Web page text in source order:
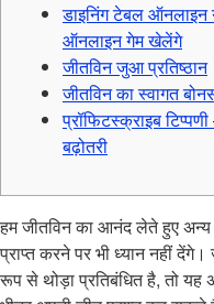
डाइनिंग टेबल
ऑनलाइन गेम खेलेंगे
जीतविन जुआ प्रतिष्ठान
जीतविन का स्वागत
प्रॉफिटस्क्राइब
बढ़ोतरी
हम जीतविन का आनंद लेते हुए अन्य
प्राप्त करने पर भी ध्यान नहीं
रूप से थोड़ा प्रतिबंधित है, तो यह